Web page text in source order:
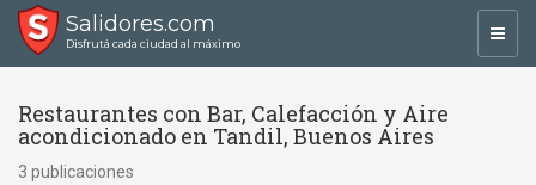
Salidores.com
Disfrutá cada ciudad al máximo
Restaurantes con Bar, Calefacción y Aire
acondicionado en Tandil, Buenos Aires
3 publicaciones